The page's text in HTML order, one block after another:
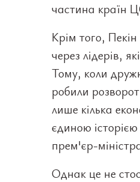
частина країн
Крім того,
через лідерів,
Тому, коли
робили
лише кілька
єдиною
прем'єр-
Однак це не